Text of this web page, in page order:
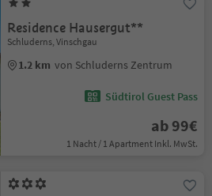
Residence Hausergut**
Schluderns, Vinschgau
1.2 km von Schluderns Zentrum
Südtirol Guest Pass
ab 99€
1 Nacht / 1 Apartment Inkl. MwSt.